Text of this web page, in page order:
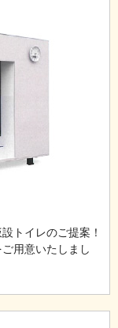
トイレのご提案！
用意いたしまし